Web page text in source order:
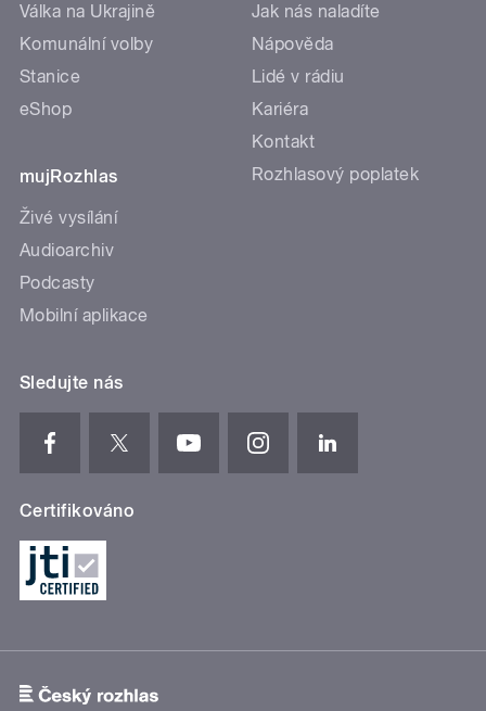
Válka na Ukrajině
Komunální volby
Stanice
eShop
mujRozhlas
Živé vysílání
Audioarchiv
Podcasty
Mobilní aplikace
Jak nás naladíte
Nápověda
Lidé v rádiu
Kariéra
Kontakt
Rozhlasový poplatek
Sledujte nás
Certifikováno